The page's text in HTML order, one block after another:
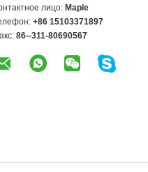
лицо: Maple
+86 15103371897
86--311-80690567